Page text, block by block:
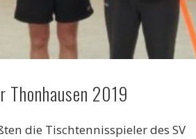
2019
die Tischtennisspieler des SV